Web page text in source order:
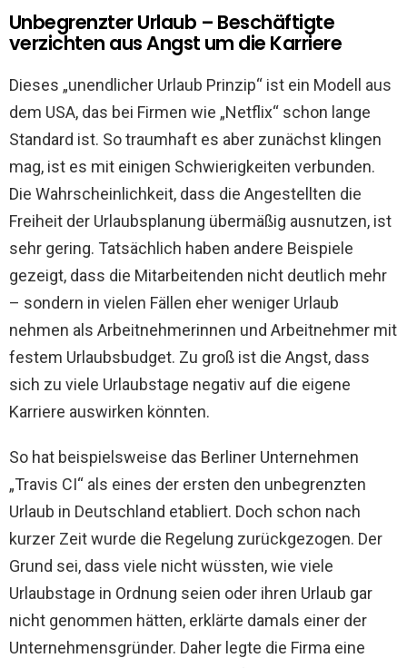
Unbegrenzter Urlaub – Beschäftigte
verzichten aus Angst um die Karriere
Dieses „unendlicher Urlaub Prinzip“ ist ein Modell aus
dem USA, das bei Firmen wie „Netflix“ schon lange
Standard ist. So traumhaft es aber zunächst klingen
mag, ist es mit einigen Schwierigkeiten verbunden.
Die Wahrscheinlichkeit, dass die Angestellten die
Freiheit der Urlaubsplanung übermäßig ausnutzen, ist
sehr gering. Tatsächlich haben andere Beispiele
gezeigt, dass die Mitarbeitenden nicht deutlich mehr
– sondern in vielen Fällen eher weniger Urlaub
nehmen als Arbeitnehmerinnen und Arbeitnehmer mit
festem Urlaubsbudget. Zu groß ist die Angst, dass
sich zu viele Urlaubstage negativ auf die eigene
Karriere auswirken könnten.
So hat beispielsweise das Berliner Unternehmen
„Travis CI“ als eines der ersten den unbegrenzten
Urlaub in Deutschland etabliert. Doch schon nach
kurzer Zeit wurde die Regelung zurückgezogen. Der
Grund sei, dass viele nicht wüssten, wie viele
Urlaubstage in Ordnung seien oder ihren Urlaub gar
nicht genommen hätten, erklärte damals einer der
Unternehmensgründer. Daher legte die Firma eine